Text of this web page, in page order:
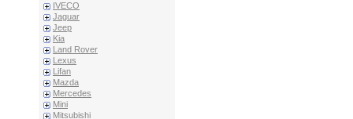
IVECO
Jaguar
Jeep
Kia
Land Rover
Lexus
Lifan
Mazda
Mercedes
Mini
Mitsubishi